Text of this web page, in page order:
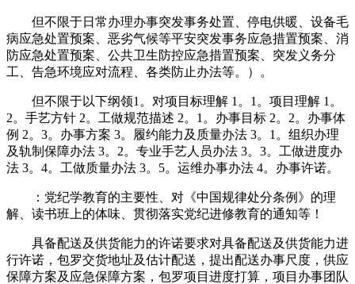
但不限于日常办理办事突发事务处置、停电供暖、设备毛
病应急处置预案、恶劣气候等平安突发事务应急措置预案、消
防应急处置预案、公共卫生防控应急措置预案、突发义务分
工、告急环境应对流程、各类防止办法等。）。
但不限于以下纲领1。对项目标理解 1。1。项目理解 1。
2。手艺方针 2。工做规范描述 2。1。办事目标 2。2。办事体
例 2。3。办事方案 3。履约能力及质量办法 3。1。组织办理
及轨制保障办法 3。2。专业手艺人员办法 3。3。工做进度办
法 3。4。工做质量办法 3。5。运维办事办法 4。办事许诺。
：党纪学教育的主要性、对《中国规律处分条例》的理
解、读书班上的体味、贯彻落实党纪进修教育的通知等！
具备配送及供货能力的许诺要求对具备配送及供货能力进
行许诺，包罗交货地址及估计配送，提出配送办事尺度，供应
保障方案及应急保障方案，包罗项目进度打算，项目办事团队